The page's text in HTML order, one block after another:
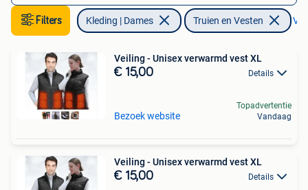
Filters Kleding | Dames Truien en Vesten
Veiling - Unisex verwarmd vest XL
€ 15,00 Details
Bezoek website
Topadvertentie
Vandaag
Veiling - Unisex verwarmd vest XL
€ 15,00 Details